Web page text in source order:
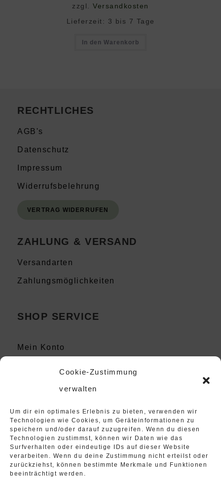
Cookie-Zustimmung
verwalten
Um dir ein optimales Erlebnis zu bieten, verwenden wir
Technologien wie Cookies, um Geräteinformationen zu
speichern und/oder darauf zuzugreifen. Wenn du diesen
Technologien zustimmst, können wir Daten wie das
Surfverhalten oder eindeutige IDs auf dieser Website
verarbeiten. Wenn du deine Zustimmung nicht erteilst oder
zurückziehst, können bestimmte Merkmale und Funktionen
beeinträchtigt werden.
zzgl.Versandkosten
Lieferzeit: 3 bis 7 Tage
In den Warenkorb
RECHTLICHES
AGB's
Datenschutz
Impressum
Widerrufsbelehrung
VERTRAG WIDERRUFEN
ZAHLUNG & VERSAND
Versandarten
Zahlungsmöglichkeiten
SHOP SERVICE
Mein Konto